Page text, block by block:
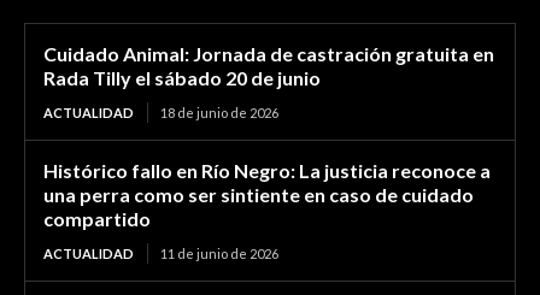
Cuidado Animal: Jornada de castración gratuita en
Rada Tilly el sábado 20 de junio
ACTUALIDAD 18 de junio de 2026
Histórico fallo en Río Negro: La justicia reconoce a
una perra como ser sintiente en caso de cuidado
compartido
ACTUALIDAD 11 de junio de 2026